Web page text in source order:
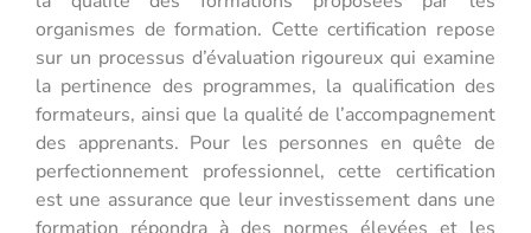
organismes de formation. Cette certification repose
sur un processus d’évaluation rigoureux qui examine
la pertinence des programmes, la qualification des
formateurs, ainsi que la qualité de l’accompagnement
des apprenants. Pour les personnes en quête de
perfectionnement professionnel, cette certification
est une assurance que leur investissement dans une